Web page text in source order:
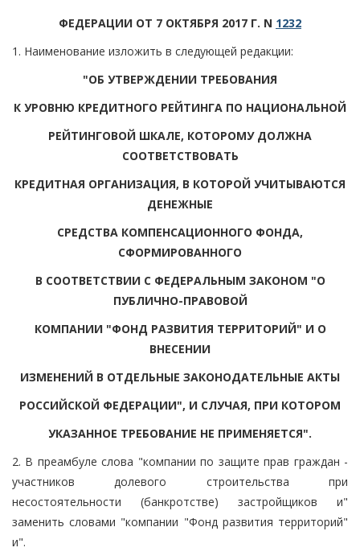
ФЕДЕРАЦИИ ОТ 7 ОКТЯБРЯ 2017 Г. N 1232
1. Наименование изложить в следующей редакции:
"ОБ УТВЕРЖДЕНИИ ТРЕБОВАНИЯ
К УРОВНЮ КРЕДИТНОГО РЕЙТИНГА ПО НАЦИОНАЛЬНОЙ
РЕЙТИНГОВОЙ ШКАЛЕ, КОТОРОМУ ДОЛЖНА
СООТВЕТСТВОВАТЬ
КРЕДИТНАЯ ОРГАНИЗАЦИЯ, В КОТОРОЙ УЧИТЫВАЮТСЯ
ДЕНЕЖНЫЕ
СРЕДСТВА КОМПЕНСАЦИОННОГО ФОНДА,
СФОРМИРОВАННОГО
В СООТВЕТСТВИИ С ФЕДЕРАЛЬНЫМ ЗАКОНОМ "О
ПУБЛИЧНО-ПРАВОВОЙ
КОМПАНИИ "ФОНД РАЗВИТИЯ ТЕРРИТОРИЙ" И О
ВНЕСЕНИИ
ИЗМЕНЕНИЙ В ОТДЕЛЬНЫЕ ЗАКОНОДАТЕЛЬНЫЕ АКТЫ
РОССИЙСКОЙ ФЕДЕРАЦИИ", И СЛУЧАЯ, ПРИ КОТОРОМ
УКАЗАННОЕ ТРЕБОВАНИЕ НЕ ПРИМЕНЯЕТСЯ".
2. В преамбуле слова "компании по защите прав граждан -
участников долевого строительства при
несостоятельности (банкротстве) застройщиков и"
заменить словами "компании "Фонд развития территорий"
и".